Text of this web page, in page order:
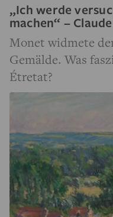
„Ich werde
machen“ –
Monet widmete
Gemälde. Was
Étretat?